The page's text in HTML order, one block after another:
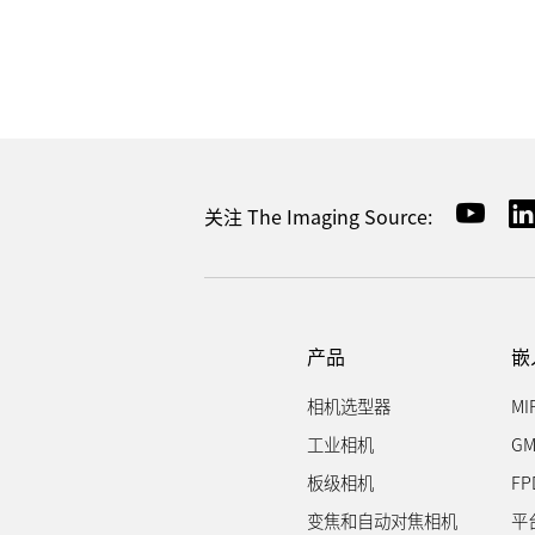
关注 The Imaging Source:
产品
相机选型器
工业相机
板级相机
变焦和自动对焦相机
平